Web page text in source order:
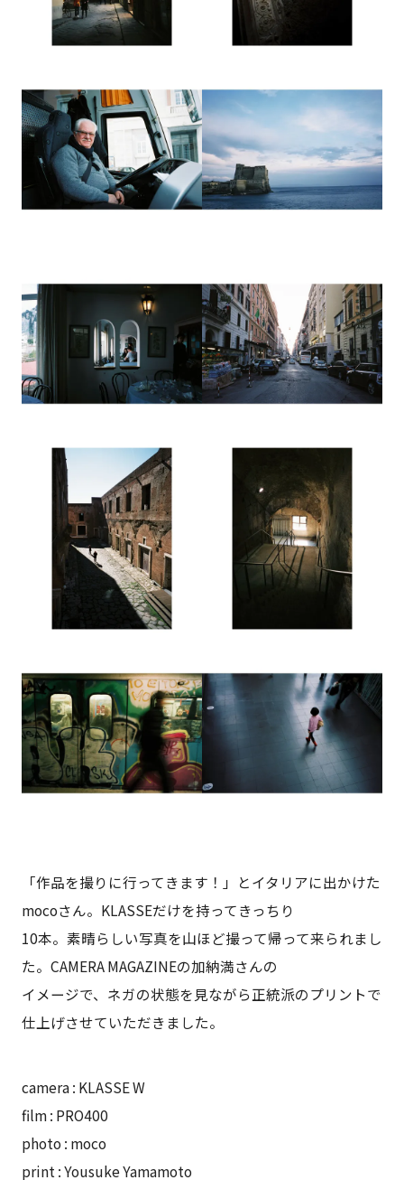
「作品を撮りに行ってきます！」とイタリアに出かけた
mocoさん。KLASSEだけを持ってきっちり
10本。素晴らしい写真を山ほど撮って帰って来られまし
た。CAMERA MAGAZINEの加納満さんの
イメージで、ネガの状態を見ながら正統派のプリントで
仕上げさせていただきました。
camera : KLASSE W
film : PRO400
photo : moco
print : Yousuke Yamamoto